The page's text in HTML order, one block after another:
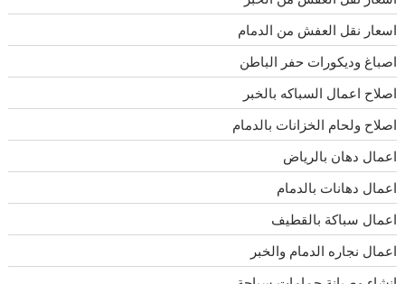
اسعار نقل العفش من الدمام
اصباغ وديكورات حفر الباطن
اصلاح اعمال السباكه بالخبر
اصلاح ولحام الخزانات بالدمام
اعمال دهان بالرياض
اعمال دهانات بالدمام
اعمال سباكة بالقطيف
اعمال نجاره الدمام والخبر